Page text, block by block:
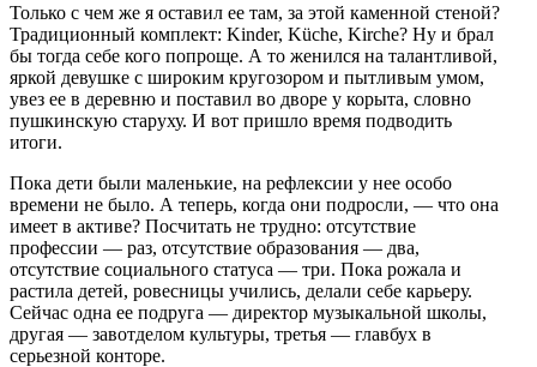
Только с чем же я оставил ее там, за этой каменной стеной?
Традиционный комплект: Kinder, Küche, Kirche? Ну и брал
бы тогда себе кого попроще. А то женился на талантливой,
яркой девушке с широким кругозором и пытливым умом,
увез ее в деревню и поставил во дворе у корыта, словно
пушкинскую старуху. И вот пришло время подводить
итоги.
Пока дети были маленькие, на рефлексии у нее особо
времени не было. А теперь, когда они подросли, — что она
имеет в активе? Посчитать не трудно: отсутствие
профессии — раз, отсутствие образования — два,
отсутствие социального статуса — три. Пока рожала и
растила детей, ровесницы учились, делали себе карьеру.
Сейчас одна ее подруга — директор музыкальной школы,
другая — завотделом культуры, третья — главбух в
серьезной конторе.